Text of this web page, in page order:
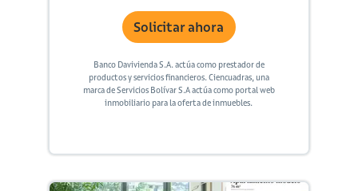
Solicitar ahora
Banco Davivienda S.A. actúa como prestador de
productos y servicios financieros. Ciencuadras, una
marca de Servicios Bolívar S.A actúa como portal web
inmobiliario para la oferta de inmuebles.